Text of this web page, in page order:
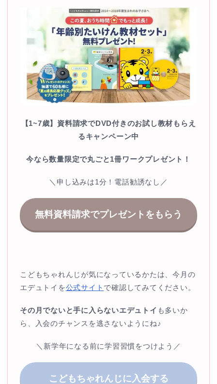
【1~7歳】資料請求でDVD付きのお試し教材もらえ
るキャンペーン中
今なら数量限定で丸ごと1冊ワークプレゼント！
＼申し込みは1分！電話勧誘なし／
無料資料請求でプレゼントをもらう
こどもちゃれんじが気になっているかたは、今月の
エデュトイを公式サイト で確認してみてください。
その月でないと手に入らないエデュトイ も多いか
ら、入会のチャンスを逃さないようにね♪
＼新学年になる前に学習習慣をつけよう／
こどもちゃれんじに入会する